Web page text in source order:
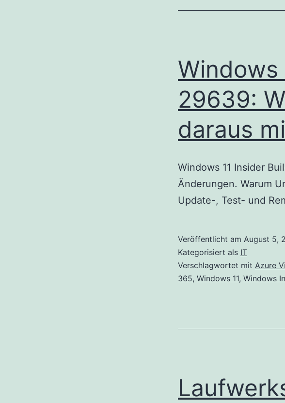
Windows
29639:
daraus
Windows 11 Insider
Änderungen. Warum
Update-, Test- und
Veröffentlicht am August 5,
Kategorisiert als IT
Verschlagwortet mit Azure
365, Windows 11, Windows